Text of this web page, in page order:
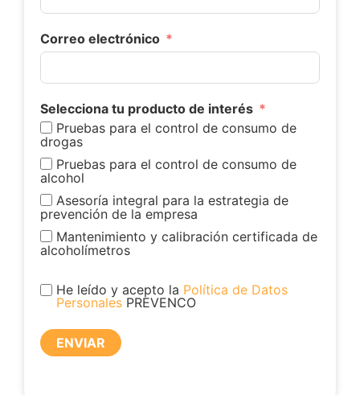
Correo electrónico
Selecciona tu producto de interés
Pruebas para el control de consumo de
drogas
Pruebas para el control de consumo de
alcohol
Asesoría integral para la estrategia de
prevención de la empresa
Mantenimiento y calibración certificada de
alcoholímetros
He leído y acepto la Política de Datos
Personales PREVENCO
ENVIAR